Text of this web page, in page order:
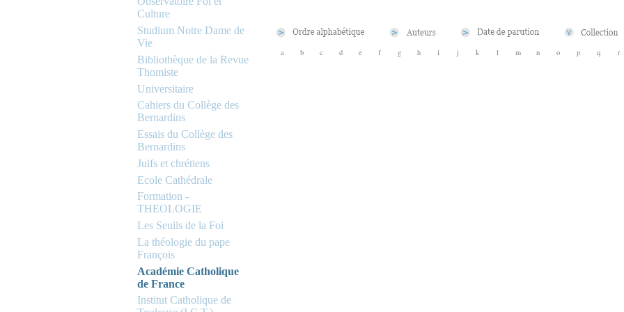
Culture
Studium Notre Dame de
Vie
Bibliothèque de la Revue
Thomiste
Universitaire
Cahiers du Collège des
Bernardins
Essais du Collège des
Bernardins
Juifs et chrétiens
Ecole Cathédrale
Formation -
THEOLOGIE
Les Seuils de la Foi
La théologie du pape
François
Académie Catholique
de France
Institut Catholique de
a b c d e f g h i j k l m n o p q r